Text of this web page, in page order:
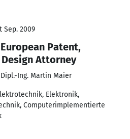
Sep. 2009
Patent,
Attorney
Ing. Martin Maier
Elektronik,
Computerimplementierte